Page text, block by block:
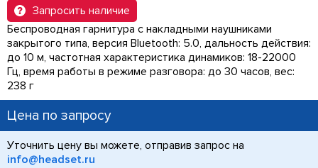
Запросить наличие
Беспроводная гарнитура с накладными наушниками
закрытого типа, версия Bluetooth: 5.0, дальность действия:
до 10 м, частотная характеристика динамиков: 18-22000
Гц, время работы в режиме разговора: до 30 часов, вес:
238 г
Цена по запросу
Уточнить цену вы можете, отправив запрос на
info@headset.ru